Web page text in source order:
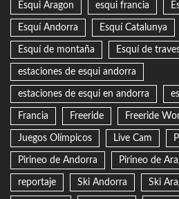
Esqui Aragon esqui francia
Esquí Andorra Esquí Catalunya
Esquí de montaña Esquí de
estaciones de esqui andorra
estaciones de esqui en andorra
Francia Freeride Freeride
Juegos Olímpicos Live Cam
Pirineo de Andorra Pirineo de
reportaje Ski Andorra Ski